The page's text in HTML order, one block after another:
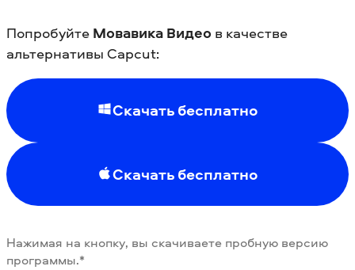
Попробуйте Мовавика Видео в качестве
альтернативы Capcut:
Скачать бесплатно
Скачать бесплатно
Нажимая на кнопку, вы скачиваете пробную версию
программы.*